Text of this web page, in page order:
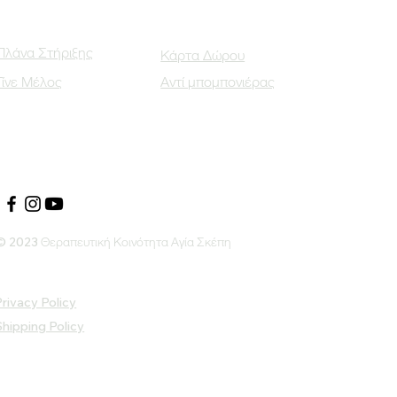
Στήριξης
Μέλος
Κάρτα Δώρου
Αντί μπομπονιέρας
2023 Θεραπευτική Κοινότητα Αγία Σκέπη
Policy
Policy